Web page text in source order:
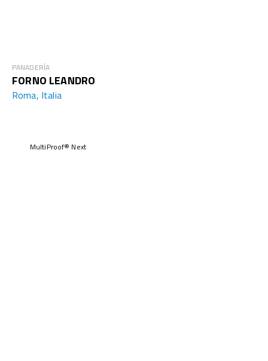
PANADERÍA
FORNO LEANDRO
Roma, Italia
MultiProof® Next